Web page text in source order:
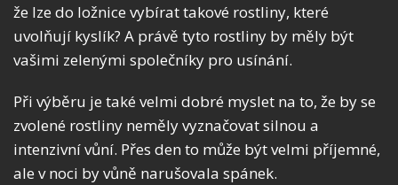
že lze do ložnice vybírat takové rostliny, které
uvolňují kyslík? A právě tyto rostliny by měly být
vašimi zelenými společníky pro usínání.
Při výběru je také velmi dobré myslet na to, že by se
zvolené rostliny neměly vyznačovat silnou a
intenzivní vůní. Přes den to může být velmi příjemné,
ale v noci by vůně narušovala spánek.